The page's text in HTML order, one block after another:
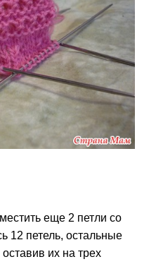
еще 2 петли со
петель, остальные
их на трех